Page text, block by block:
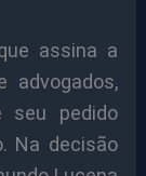
assina a
advogados,
seu pedido
Na decisão